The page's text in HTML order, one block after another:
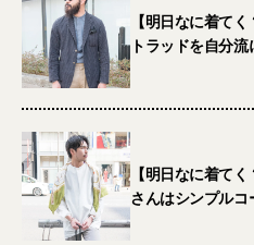
【明日なに着て
トラッドを自分
【明日なに着て
さんはシンプルコ